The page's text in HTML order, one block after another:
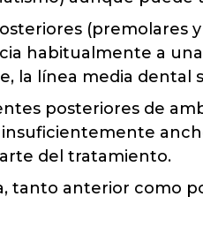
(premolares
habitualmente a
la línea media dental
posteriores de
del tratamiento.
tanto anterior como